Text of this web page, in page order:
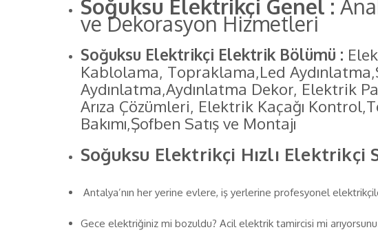
Soğuksu Elektrikçi Genel :
ve Dekorasyon Hizmetleri
Soğuksu Elektrikçi Elektrik Bölümü :
Kablolama, Topraklama,Led
Aydınlatma,Aydınlatma Dekor, Elektrik
Arıza Çözümleri, Elektrik Kaçağı
Bakımı,Şofben Satış ve Montajı
Soğuksu Elektrikçi Hızlı Elektrikçi
Antalya’nın her yerine evlere, iş yerlerine profesyonel
Gece elektriğiniz mi bozuldu? Acil elektrik tamircisi mi